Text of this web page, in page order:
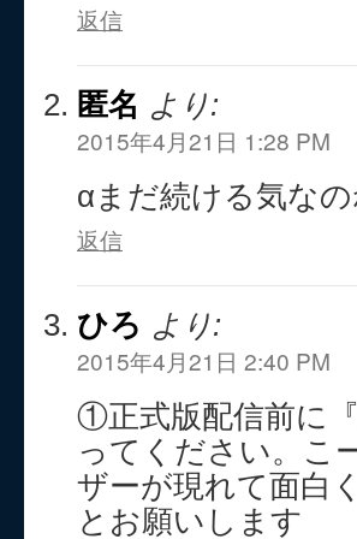
返信
匿名 より:
2015年4月21日 1:28 PM
αまだ続ける気なの
返信
ひろ より:
2015年4月21日 2:40 PM
①正式版配信前に
ってください。こ
ザーが現れて面白
とお願いします